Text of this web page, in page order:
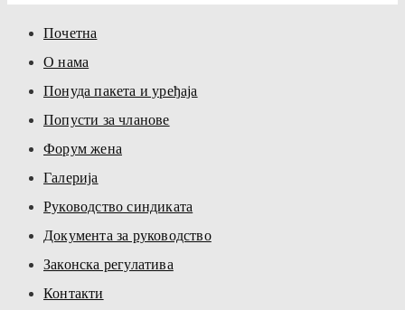
Почетна
О нама
Понуда пакета и уређаја
Попусти за чланове
Форум жена
Галерија
Руководство синдиката
Документа за руководство
Законска регулатива
Контакти